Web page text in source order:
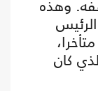
وهذه
كان